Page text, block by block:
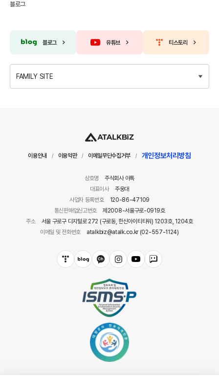
블로그
블로그 유튜브 티스토리
FAMILY SITE
이용안내 / 이용약관 / 이메일무단수집거부 / 개인정보처리방침
상호명
주식회사 아톡
대표이사
주웅대
사업자 등록번호
120-86-47109
통신판매업신고번호
제2008-서울구로-0919호
주소
서울 구로구 디지털로 272 (구로동, 한신아이티타워) 1203호, 1204호
이메일 및 전화번호
atalkbiz@atalk.co.kr (02-557-1124)